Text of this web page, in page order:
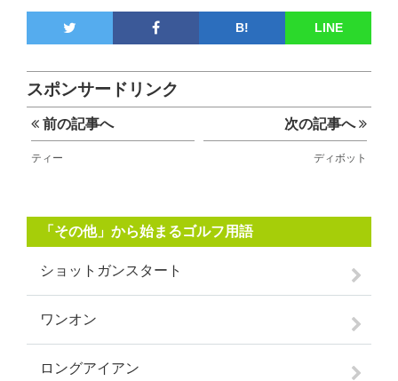
B! LINE
スポンサードリンク
前の記事へ
ティー
次の記事へ
ディボット
「その他」から始まるゴルフ用語
ショットガンスタート
ワンオン
ロングアイアン